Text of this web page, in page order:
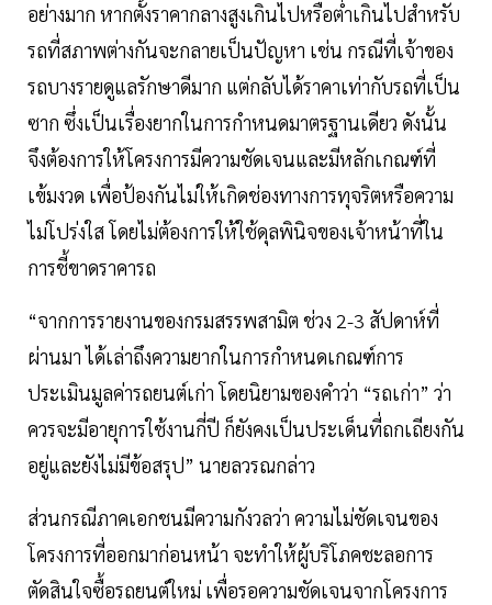
อย่างมาก หากตั้งราคากลางสูงเกินไปหรือต่ำเกินไปสำหรับ
รถที่สภาพต่างกันจะกลายเป็นปัญหา เช่น กรณีที่เจ้าของ
รถบางรายดูแลรักษาดีมาก แต่กลับได้ราคาเท่ากับรถที่เป็น
ซาก ซึ่งเป็นเรื่องยากในการกำหนดมาตรฐานเดียว ดังนั้น
จึงต้องการให้โครงการมีความชัดเจนและมีหลักเกณฑ์ที่
เข้มงวด เพื่อป้องกันไม่ให้เกิดช่องทางการทุจริตหรือความ
ไม่โปร่งใส โดยไม่ต้องการให้ใช้ดุลพินิจของเจ้าหน้าที่ใน
การชี้ขาดราคารถ
“จากการรายงานของกรมสรรพสามิต ช่วง 2-3 สัปดาห์ที่
ผ่านมา ได้เล่าถึงความยากในการกำหนดเกณฑ์การ
ประเมินมูลค่ารถยนต์เก่า โดยนิยามของคำว่า “รถเก่า” ว่า
ควรจะมีอายุการใช้งานกี่ปี ก็ยังคงเป็นประเด็นที่ถกเถียงกัน
อยู่และยังไม่มีข้อสรุป” นายลวรณกล่าว
ส่วนกรณีภาคเอกชนมีความกังวลว่า ความไม่ชัดเจนของ
โครงการที่ออกมาก่อนหน้า จะทำให้ผู้บริโภคชะลอการ
ตัดสินใจซื้อรถยนต์ใหม่ เพื่อรอความชัดเจนจากโครงการ